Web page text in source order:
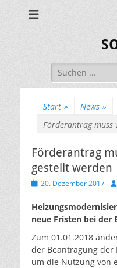
Suchen
nach:
Start » News »
Förderantrag muss
Förderantrag
gestellt werden
Veröffentlicht
20. Dezember 2017
neue Fristen bei der
Zum 01.01.2018
der Beantragung der
um die Nutzung von